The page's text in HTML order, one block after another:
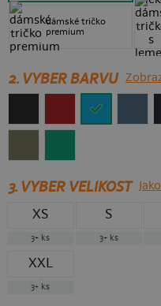
dámské tričko
premium
2. VYBER BARVU
3.VYBER VELIKOST
XS
3+ ks
S
3+ ks
XXL
3+ ks